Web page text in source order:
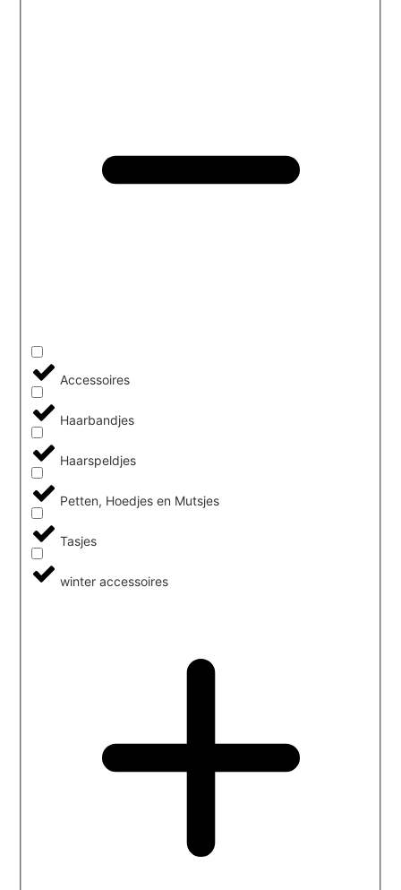
Accessoires
Haarbandjes
Haarspeldjes
Petten, Hoedjes en Mutsjes
Tasjes
winter accessoires